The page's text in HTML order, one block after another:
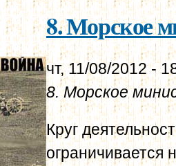
8. Морское
чт, 11/08/2012 -
8. Морское
Круг